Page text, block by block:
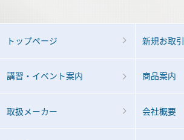
トップページ 新規お取引
講習・イベント案内 商品案内
取扱メーカー 会社概要